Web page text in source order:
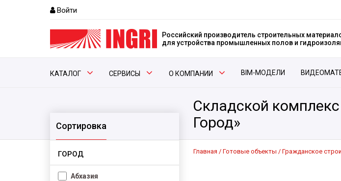
Войти
Российский производитель строительных
для устройства промышленных полов и
КАТАЛОГ СЕРВИСЫ О КОМПАНИИ BIM-МОДЕЛИ
Складской
Город»
Сортировка
ГОРОД
Абхазия
Главная Готовые объекты Гражданское